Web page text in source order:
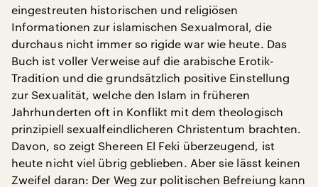
eingestreuten historischen und religiösen
Informationen zur islamischen Sexualmoral, die
durchaus nicht immer so rigide war wie heute. Das
Buch ist voller Verweise auf die arabische Erotik-
Tradition und die grundsätzlich positive Einstellung
zur Sexualität, welche den Islam in früheren
Jahrhunderten oft in Konflikt mit dem theologisch
prinzipiell sexualfeindlicheren Christentum brachten.
Davon, so zeigt Shereen El Feki überzeugend, ist
heute nicht viel übrig geblieben. Aber sie lässt keinen
Zweifel daran: Der Weg zur politischen Befreiung kann